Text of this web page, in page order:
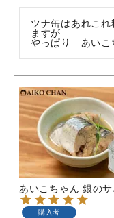
ツナ缶はあれこ
ますが
やっぱり　あい
あいこちゃん 銀の
購入者